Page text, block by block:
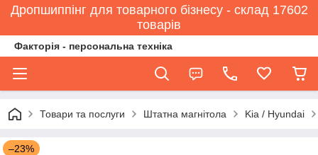
Дропшиппінг для товарного бізнесу - склад 17602
товарів
Факторія - персональна техніка
Товари та послуги Штатна магнітола Kia / Hyundai
–23%